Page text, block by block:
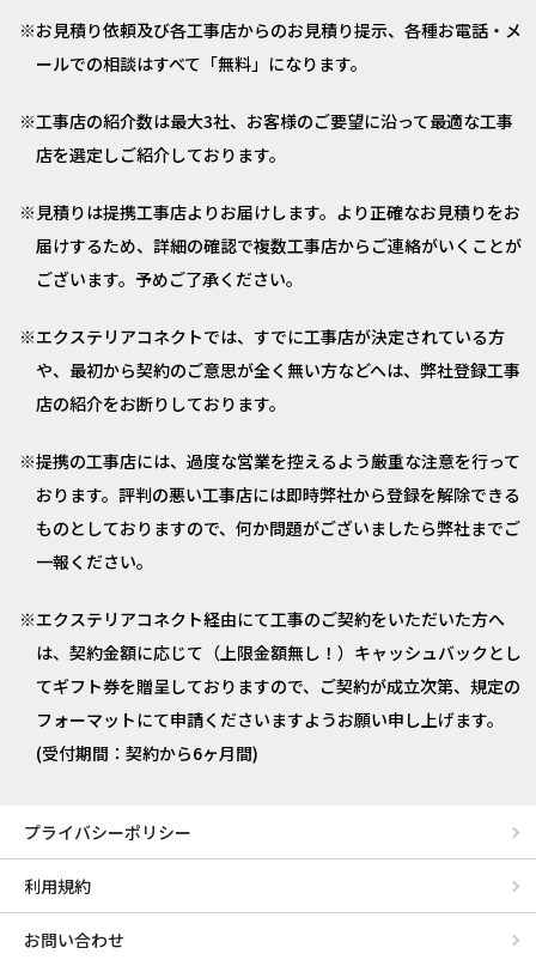
お見積り依頼及び各工事店からのお見積り提示、各種お電話・メ
ールでの相談はすべて「無料」になります。
工事店の紹介数は最大3社、お客様のご要望に沿って最適な工事
店を選定しご紹介しております。
見積りは提携工事店よりお届けします。より正確なお見積りをお
届けするため、詳細の確認で複数工事店からご連絡がいくことが
ございます。予めご了承ください。
エクステリアコネクトでは、すでに工事店が決定されている方
や、最初から契約のご意思が全く無い方などへは、弊社登録工事
店の紹介をお断りしております。
提携の工事店には、過度な営業を控えるよう厳重な注意を行って
おります。評判の悪い工事店には即時弊社から登録を解除できる
ものとしておりますので、何か問題がございましたら弊社までご
一報ください。
エクステリアコネクト経由にて工事のご契約をいただいた方へ
は、契約金額に応じて（上限金額無し！）キャッシュバックとし
てギフト券を贈呈しておりますので、ご契約が成立次第、規定の
フォーマットにて申請くださいますようお願い申し上げます。
(受付期間：契約から6ヶ月間)
プライバシーポリシー
利用規約
お問い合わせ